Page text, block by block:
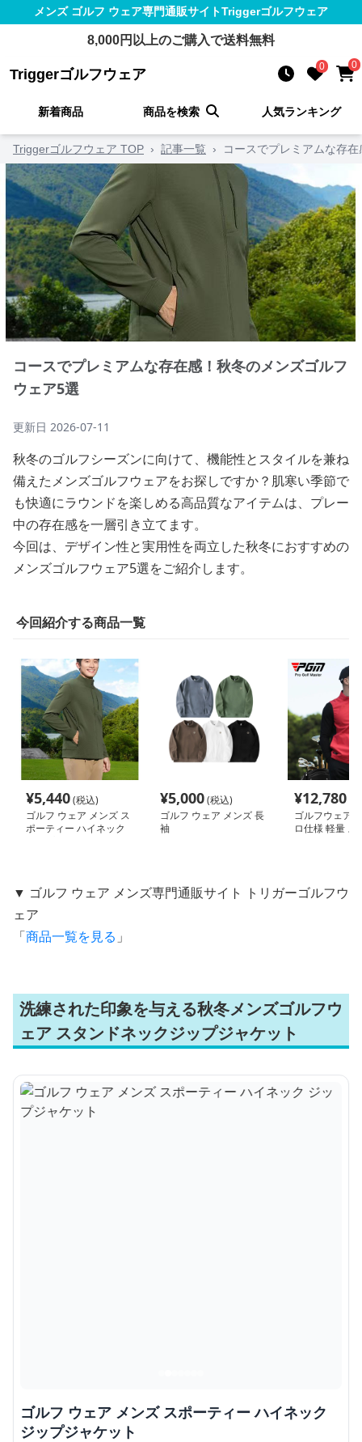
メンズ ゴルフ ウェア専門通販サイトTriggerゴルフウェア
8,000円以上のご購入で送料無料
Triggerゴルフウェア 0 0
新着商品 商品を検索 人気ランキング
Triggerゴルフウェア TOP › 記事一覧 › コースでプレミアムな存
コースでプレミアムな存在感！秋冬のメンズゴルフ
ウェア5選
更新日 2026-07-11
秋冬のゴルフシーズンに向けて、機能性とスタイルを兼ね
備えたメンズゴルフウェアをお探しですか？肌寒い季節で
も快適にラウンドを楽しめる高品質なアイテムは、プレー
中の存在感を一層引き立てます。
今回は、デザイン性と実用性を両立した秋冬におすすめの
メンズゴルフウェア5選をご紹介します。
今回紹介する商品一覧
¥5,440(税込)
ゴルフ ウェア メンズ ス
ポーティー ハイネック
¥5,000(税込)
ゴルフ ウェア メンズ 長
袖
¥12,780
ゴルフウェア
ロ仕様 軽量 ス
▼ ゴルフ ウェア メンズ専門通販サイト トリガーゴルフウ
ェア
「商品一覧を見る 」
洗練された印象を与える秋冬メンズゴルフウ
ェア スタンドネックジップジャケット
ゴルフ ウェア メンズ スポーティー ハイネック
ジップジャケット